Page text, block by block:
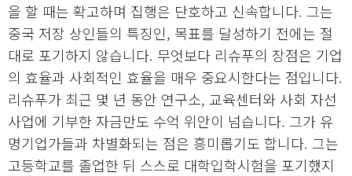
을 할 때는 확고하며 집행은 단호하고 신속합니다. 그는
중국 저장 상인들의 특징인, 목표를 달성하기 전에는 절
대로 포기하지 않습니다. 무엇보다 리슈푸의 장점은 기업
의 효율과 사회적인 효율을 매우 중요시한다는 점입니다.
리슈푸가 최근 몇 년 동안 연구소, 교육센터와 사회 자선
사업에 기부한 자금만도 수억 위안이 넘습니다. 그가 유
명기업가들과 차별화되는 점은 흥미롭기도 합니다. 그는
고등학교를 졸업한 뒤 스스로 대학입학시험을 포기했지